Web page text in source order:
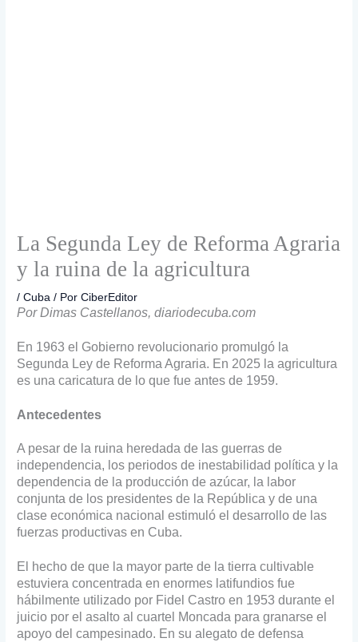
La Segunda Ley de Reforma Agraria
y la ruina de la agricultura
/Cuba / PorCiberEditor
Por Dimas Castellanos, diariodecuba.com
En 1963 el Gobierno revolucionario promulgó la
Segunda Ley de Reforma Agraria. En 2025 la agricultura
es una caricatura de lo que fue antes de 1959.
Antecedentes
A pesar de la ruina heredada de las guerras de
independencia, los periodos de inestabilidad política y la
dependencia de la producción de azúcar, la labor
conjunta de los presidentes de la República y de una
clase económica nacional estimuló el desarrollo de las
fuerzas productivas en Cuba.
El hecho de que la mayor parte de la tierra cultivable
estuviera concentrada en enormes latifundios fue
hábilmente utilizado por Fidel Castro en 1953 durante el
juicio por el asalto al cuartel Moncada para granarse el
apoyo del campesinado. En su alegato de defensa